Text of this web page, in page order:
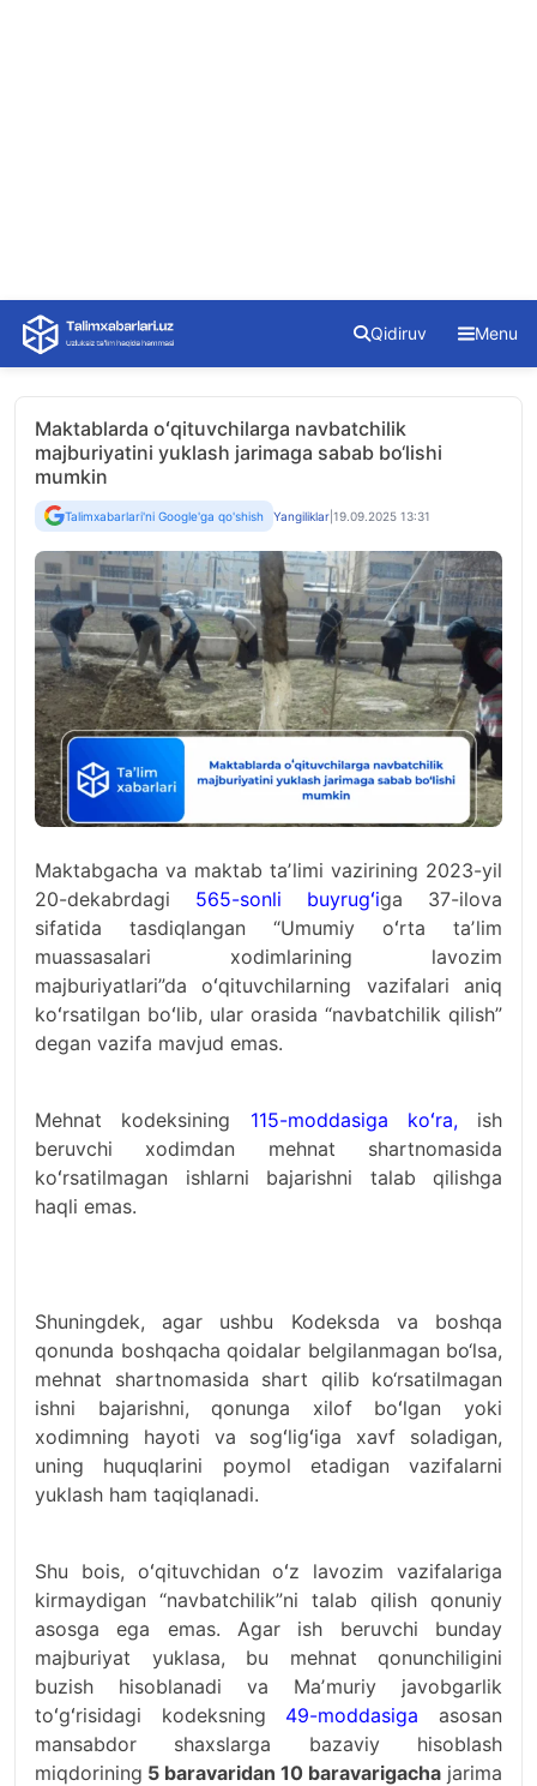
Skip
content
Qidiruv Menu
Maktablarda oʻqituvchilarga navbatchilik
majburiyatini yuklash jarimaga sabab bo‘lishi
mumkin
Talimxabarlari'ni Google'ga qo'shish Yangiliklar 19.09.2025 13:31
Maktabgacha va maktab taʼlimi vazirining 2023-yil
20-dekabrdagi 565-sonli buyrugʻiga 37-ilova
sifatida tasdiqlangan “Umumiy oʻrta taʼlim
muassasalari xodimlarining lavozim
majburiyatlari”da oʻqituvchilarning vazifalari aniq
koʻrsatilgan boʻlib, ular orasida “navbatchilik qilish”
degan vazifa mavjud emas.
Mehnat kodeksining 115-moddasiga koʻra,
ish
beruvchi xodimdan mehnat shartnomasida
koʻrsatilmagan ishlarni bajarishni talab qilishga
haqli emas.
Shuningdek, agar ushbu Kodeksda va boshqa
qonunda boshqacha qoidalar belgilanmagan bo‘lsa,
mehnat shartnomasida shart qilib ko‘rsatilmagan
ishni bajarishni, qonunga xilof boʻlgan yoki
xodimning hayoti va sogʻligʻiga xavf soladigan,
uning huquqlarini poymol etadigan vazifalarni
yuklash ham taqiqlanadi.
Shu bois, oʻqituvchidan oʻz lavozim vazifalariga
kirmaydigan “navbatchilik”ni talab qilish qonuniy
asosga ega emas. Agar ish beruvchi bunday
majburiyat yuklasa, bu mehnat qonunchiligini
buzish hisoblanadi va Maʼmuriy javobgarlik
toʻgʻrisidagi kodeksning 49-moddasiga asosan
mansabdor shaxslarga bazaviy hisoblash
miqdorining 5 baravaridan 10 baravarigacha jarima